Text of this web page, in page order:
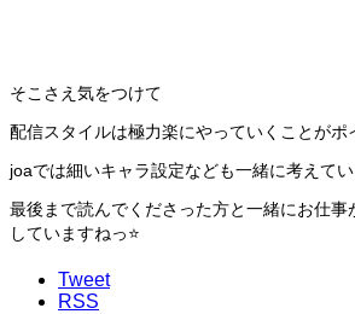
そこさえ気をつけて
配信スタイルは極力楽にやっていくことがポ
joaでは細いキャラ設定なども一緒に考えてい
最後まで読んでくださった方と一緒にお仕事
していますねっ⭐️
Tweet
RSS